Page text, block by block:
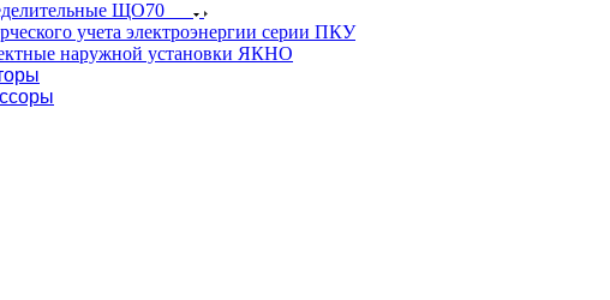
ЩО70
учета электроэнергии серии ПКУ
наружной установки ЯКНО